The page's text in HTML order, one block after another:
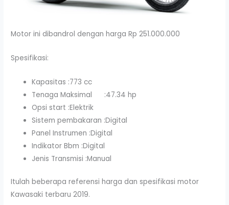
Motor ini dibandrol dengan harga Rp 251.000.000
Spesifikasi:
Kapasitas :773 cc
Tenaga Maksimal :47.34 hp
Opsi start :Elektrik
Sistem pembakaran :Digital
Panel Instrumen :Digital
Indikator Bbm :Digital
Jenis Transmisi :Manual
Itulah beberapa referensi harga dan spesifikasi motor
Kawasaki terbaru 2019.